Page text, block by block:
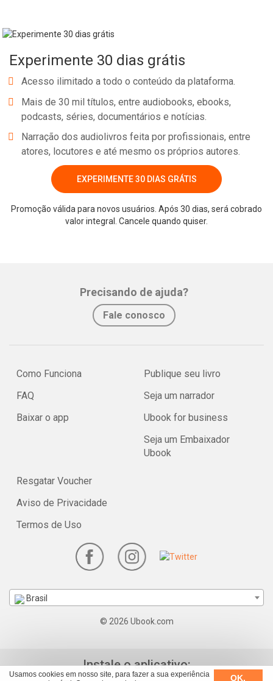
Usamos cookies em nosso site, para fazer a sua experiência
OK,
Experimente 30 dias grátis
Acesso ilimitado a todo o conteúdo da plataforma.
Mais de 30 mil títulos, entre audiobooks, ebooks,
podcasts, séries, documentários e notícias.
Narração dos audiolivros feita por profissionais, entre
atores, locutores e até mesmo os próprios autores.
EXPERIMENTE 30 DIAS GRÁTIS
Promoção válida para novos usuários. Após 30 dias, será cobrado
valor integral. Cancele quando quiser.
Precisando de ajuda?
Fale conosco
Como Funciona
FAQ
Baixar o app
Publique seu livro
Seja um narrador
Ubook for business
Seja um Embaixador
Ubook
Resgatar Voucher
Aviso de Privacidade
Termos de Uso
Brasil
© 2026 Ubook.com
Instale o aplicativo: